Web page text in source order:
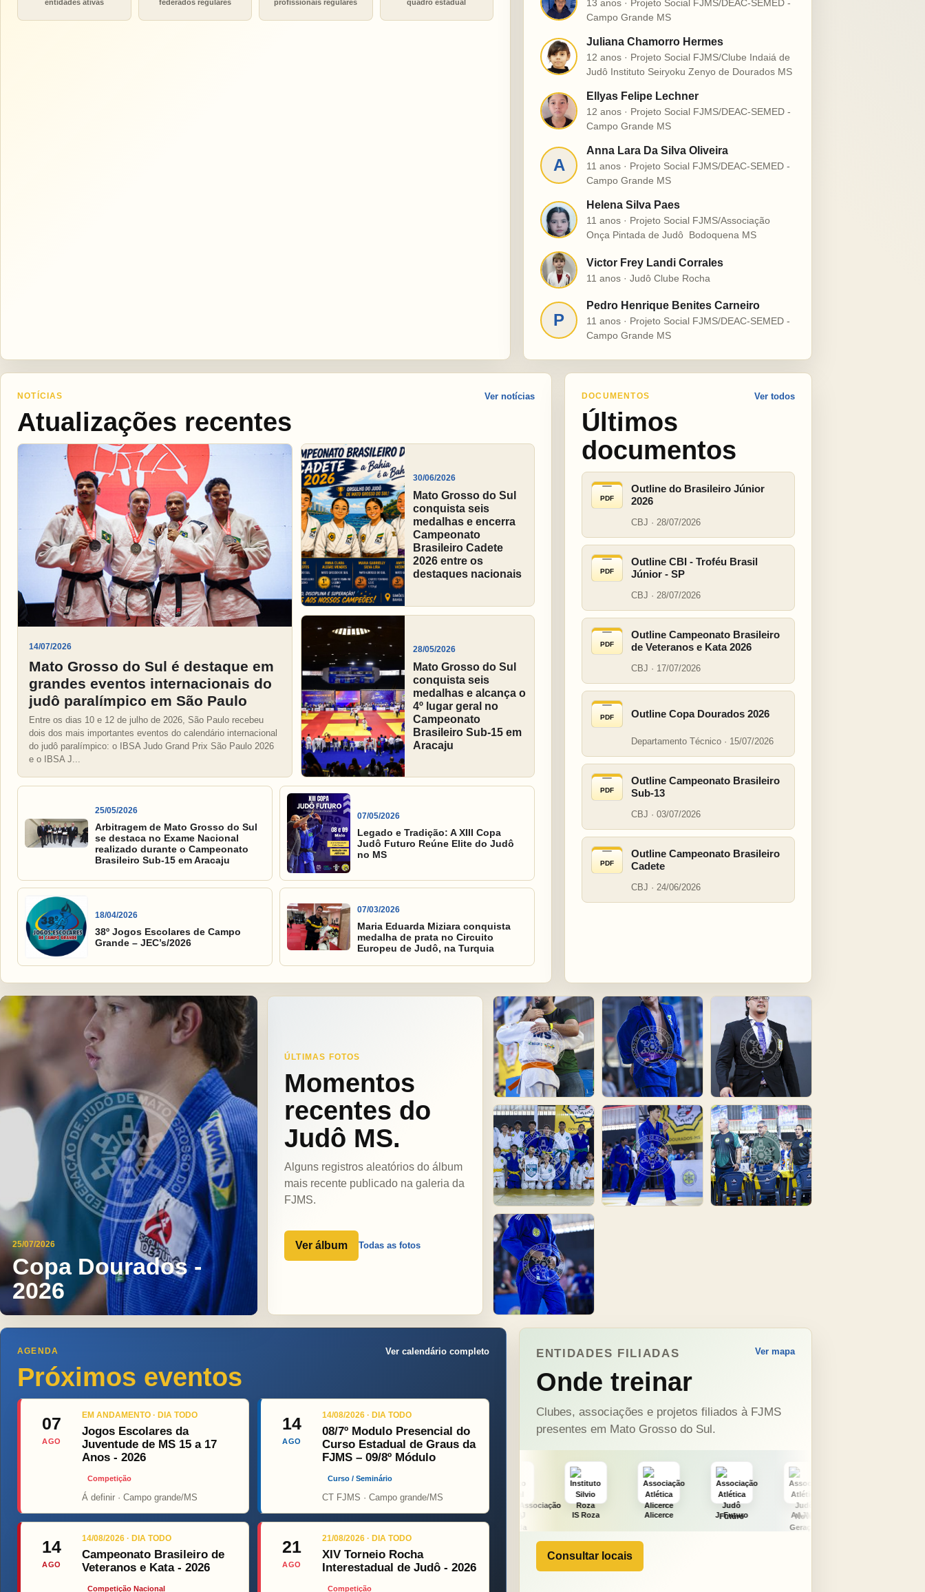
entidades ativas federados regulares profissionais regulares quadro estadual
13 anos · Projeto Social FJMS/DEAC-SEMED -
Campo Grande MS
J
Juliana Chamorro Hermes
12 anos · Projeto Social FJMS/Clube Indaiá de
Judô Instituto Seiryoku Zenyo de Dourados MS
E
Ellyas Felipe Lechner
12 anos · Projeto Social FJMS/DEAC-SEMED -
Campo Grande MS
A
Anna Lara Da Silva Oliveira
11 anos · Projeto Social FJMS/DEAC-SEMED -
Campo Grande MS
H
Helena Silva Paes
11 anos · Projeto Social FJMS/Associação
Onça Pintada de Judô  Bodoquena MS
V Victor Frey Landi Corrales
11 anos · Judô Clube Rocha
P
Pedro Henrique Benites Carneiro
11 anos · Projeto Social FJMS/DEAC-SEMED -
Campo Grande MS
NOTÍCIAS
Atualizações recentes
Ver notícias
14/07/2026
Mato Grosso do Sul é destaque em
grandes eventos internacionais do
judô paralímpico em São Paulo
Entre os dias 10 e 12 de julho de 2026, São Paulo recebeu
dois dos mais importantes eventos do calendário internacional
do judô paralímpico: o IBSA Judo Grand Prix São Paulo 2026
e o IBSA J...
30/06/2026
Mato Grosso do Sul
conquista seis
medalhas e encerra
Campeonato
Brasileiro Cadete
2026 entre os
destaques nacionais
28/05/2026
Mato Grosso do Sul
conquista seis
medalhas e alcança o
4º lugar geral no
Campeonato
Brasileiro Sub-15 em
Aracaju
25/05/2026
Arbitragem de Mato Grosso do Sul
se destaca no Exame Nacional
realizado durante o Campeonato
Brasileiro Sub-15 em Aracaju
07/05/2026
Legado e Tradição: A XIII Copa
Judô Futuro Reúne Elite do Judô
no MS
18/04/2026
38º Jogos Escolares de Campo
Grande – JEC’s/2026
07/03/2026
Maria Eduarda Miziara conquista
medalha de prata no Circuito
Europeu de Judô, na Turquia
DOCUMENTOS
Últimos
documentos
Ver todos
PDF
Outline do Brasileiro Júnior
2026
CBJ · 28/07/2026
PDF
Outline CBI - Troféu Brasil
Júnior - SP
CBJ · 28/07/2026
PDF
Outline Campeonato Brasileiro
de Veteranos e Kata 2026
CBJ · 17/07/2026
PDF Outline Copa Dourados 2026
Departamento Técnico · 15/07/2026
PDF
Outline Campeonato Brasileiro
Sub-13
CBJ · 03/07/2026
PDF
Outline Campeonato Brasileiro
Cadete
CBJ · 24/06/2026
25/07/2026
Copa Dourados -
2026
ÚLTIMAS FOTOS
Momentos
recentes do
Judô MS.
Alguns registros aleatórios do álbum
mais recente publicado na galeria da
FJMS.
Ver álbum Todas as fotos
AGENDA
Próximos eventos
Ver calendário completo
07
AGO
EM ANDAMENTO · DIA TODO
Jogos Escolares da
Juventude de MS 15 a 17
Anos - 2026
Competição
Á definir · Campo grande/MS
14
AGO
14/08/2026 · DIA TODO
08/7º Modulo Presencial do
Curso Estadual de Graus da
FJMS – 09/8º Módulo
Curso / Seminário
CT FJMS · Campo grande/MS
14
AGO
14/08/2026 · DIA TODO
Campeonato Brasileiro de
Veteranos e Kata - 2026
Competição Nacional
21
AGO
21/08/2026 · DIA TODO
XIV Torneio Rocha
Interestadual de Judô - 2026
Competição
ENTIDADES FILIADAS
Onde treinar
Ver mapa
Clubes, associações e projetos filiados à FJMS
presentes em Mato Grosso do Sul.
Top Fight ONÇA PINT PSOPJ IS Roza Alicerce J. Futuro AAJNG TSURU
Consultar locais